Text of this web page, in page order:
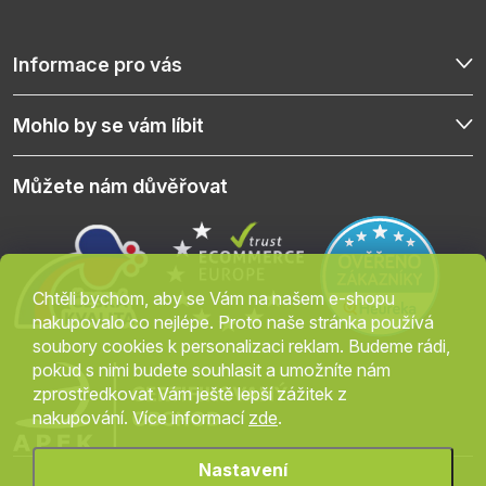
Chtěli bychom, aby se Vám na našem e-shopu
nakupovalo co nejlépe. Proto naše stránka používá
soubory cookies k personalizaci reklam. Budeme rádi,
pokud s nimi budete souhlasit a umožníte nám
zprostředkovat Vám ještě lepší zážitek z
nakupování. Více informací zde.
Nastavení
Informace pro vás
Mohlo by se vám líbit
Můžete nám důvěřovat